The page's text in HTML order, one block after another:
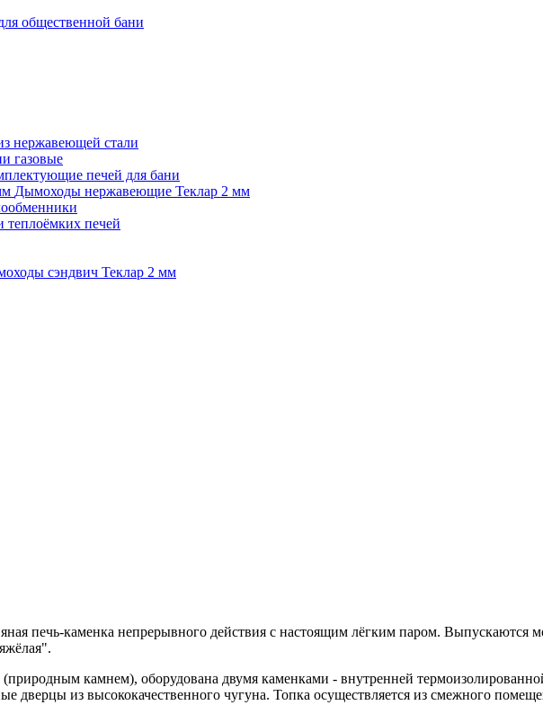
общественной бани
нержавеющей стали
газовые
печей для бани
Дымоходы нержавеющие Теклар 2 мм
теплоёмких печей
сэндвич Теклар 2 мм
печь-каменка непрерывного действия с настоящим лёгким паром.
камнем), оборудована двумя каменками - внутренней
дверцы из высококачественного чугуна. Топка осуществляется из смежного